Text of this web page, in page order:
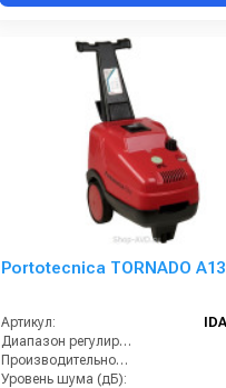
Portotecnica TORNADO
Артикул:
Диапазон регулировки давления (бар):
Производительность (л/ч):
Уровень шума (дБ):